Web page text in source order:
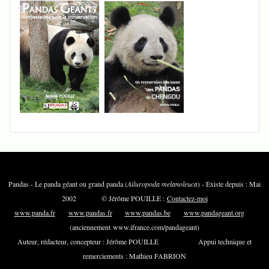
Pandas - Le panda géant ou grand panda (Ailuropoda melanoleuca) - Existe depuis : Mai
2002 © Jérôme POUILLE : Contactez-moi
www.panda.fr
www.pandas.fr www.pandas.be
www.pandageant.org
(anciennement www.ifrance.com/pandageant)
Auteur, rédacteur, concepteur : Jérôme POUILLE Appui technique et
remerciements : Mathieu FABRION